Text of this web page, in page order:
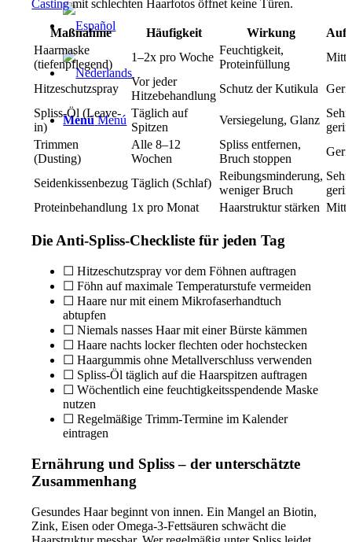
Menú Menú
Castingmit schlechten Haarfotos öffnet keine Türen.
Maßnahme Häufigkeit Wirkung
Haarmaske
(tiefenpflegend)
1–2x pro Woche
Feuchtigkeit,
Proteinfüllung
Hitzeschutzspray
Vor jeder
Hitzebehandlung
Schutz der Kutikula
Spliss-Öl (Leave-
in)
Täglich auf
Spitzen
Versiegelung, Glanz
Sehr
Trimmen
(Dusting)
Alle 8–12
Wochen
Spliss entfernen,
Bruch stoppen
Seidenkissenbezug Täglich (Schlaf)
Reibungsminderung,
weniger Bruch
Sehr
Proteinbehandlung 1x pro Monat Haarstruktur stärken
Die Anti-Spliss-Checkliste für jeden Tag
☐ Hitzeschutzspray vor dem Föhnen auftragen
☐ Föhn auf maximale Temperaturstufe vermeiden
☐ Haare nur mit einem Mikrofaserhandtuch
abtupfen
☐ Niemals nasses Haar mit einer Bürste kämmen
☐ Haare nachts locker flechten oder hochstecken
☐ Haargummis ohne Metallverschluss verwenden
☐ Spliss-Öl täglich auf die Haarspitzen auftragen
☐ Wöchentlich eine feuchtigkeitsspendende Maske
nutzen
☐ Regelmäßige Trimm-Termine im Kalender
eintragen
Ernährung und Spliss – der unterschätzte
Zusammenhang
Gesundes Haar beginnt von innen. Ein Mangel an Biotin,
Zink, Eisen oder Omega-3-Fettsäuren schwächt die